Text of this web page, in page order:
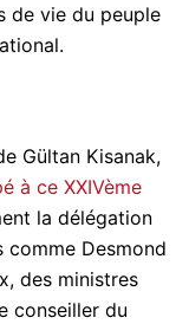
de vie du peuple
Gültan Kisanak,
à ce XXIVème
la délégation
comme Desmond
des ministres
conseiller du